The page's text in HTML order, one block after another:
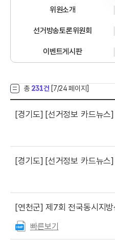
위원소개
선거방송토론위원회
이벤트게시판
총 231건 [7/24 페이지]
[경기도] [선거정보 카드뉴스] 거
[경기도] [선거정보 카드뉴스]
[연천군] 제7회 전국동시지방선거-선
빠른보기